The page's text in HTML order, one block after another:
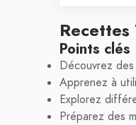
Recettes
Points clés
Découvrez
Apprenez à
Explorez
Préparez des